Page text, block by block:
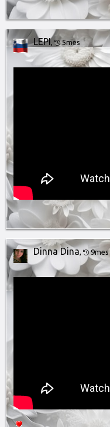
LEPI 5mes
Dinna Dina, 9mes